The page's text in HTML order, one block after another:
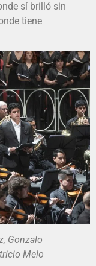
sí brilló sin
tiene
Gonzalo
Melo